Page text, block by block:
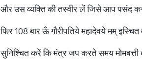
और उस व्यक्ति की तस्वीर लें जिसे आप पसंद
फिर 108 बार ऊँ गौरीपतिये महादेवये मम् इस्चित
सुनिश्चित करें कि मंत्र जप करते समय मोमबत्ती